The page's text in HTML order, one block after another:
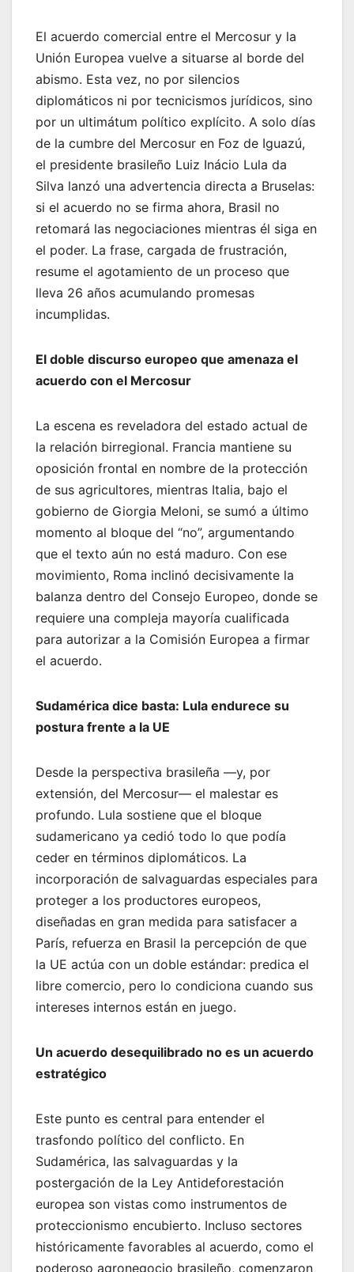
El acuerdo comercial entre el Mercosur y la
Unión Europea vuelve a situarse al borde del
abismo. Esta vez, no por silencios
diplomáticos ni por tecnicismos jurídicos, sino
por un ultimátum político explícito. A solo días
de la cumbre del Mercosur en Foz de Iguazú,
el presidente brasileño Luiz Inácio Lula da
Silva lanzó una advertencia directa a Bruselas:
si el acuerdo no se firma ahora, Brasil no
retomará las negociaciones mientras él siga en
el poder. La frase, cargada de frustración,
resume el agotamiento de un proceso que
lleva 26 años acumulando promesas
incumplidas.
El doble discurso europeo que amenaza el
acuerdo con el Mercosur
La escena es reveladora del estado actual de
la relación birregional. Francia mantiene su
oposición frontal en nombre de la protección
de sus agricultores, mientras Italia, bajo el
gobierno de Giorgia Meloni, se sumó a último
momento al bloque del “no”, argumentando
que el texto aún no está maduro. Con ese
movimiento, Roma inclinó decisivamente la
balanza dentro del Consejo Europeo, donde se
requiere una compleja mayoría cualificada
para autorizar a la Comisión Europea a firmar
el acuerdo.
Sudamérica dice basta: Lula endurece su
postura frente a la UE
Desde la perspectiva brasileña —y, por
extensión, del Mercosur— el malestar es
profundo. Lula sostiene que el bloque
sudamericano ya cedió todo lo que podía
ceder en términos diplomáticos. La
incorporación de salvaguardas especiales para
proteger a los productores europeos,
diseñadas en gran medida para satisfacer a
París, refuerza en Brasil la percepción de que
la UE actúa con un doble estándar: predica el
libre comercio, pero lo condiciona cuando sus
intereses internos están en juego.
Un acuerdo desequilibrado no es un acuerdo
estratégico
Este punto es central para entender el
trasfondo político del conflicto. En
Sudamérica, las salvaguardas y la
postergación de la Ley Antideforestación
europea son vistas como instrumentos de
proteccionismo encubierto. Incluso sectores
históricamente favorables al acuerdo, como el
poderoso agronegocio brasileño, comenzaron